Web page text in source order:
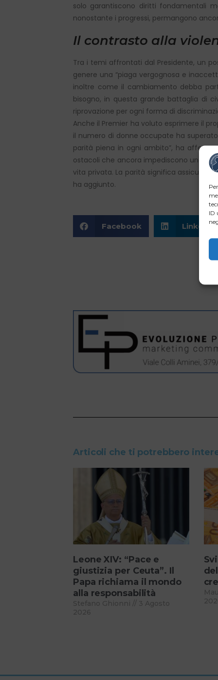
ID
solo garantiscono diritti fondamentali
nonostante i progressi, permangono
Il contrasto alla
Tra i temi affrontati dal Presidente, un
genere una “piaga vergognosa e
inoltre come il cambiamento debba
bisogno, in questa grande battaglia di
riprovazione per ogni forma di
Anche il Premier ha voluto esprimere il
il numero di donne occupate ha
parità piena in ogni ambito”, ha
ostacoli che ancora impediscono una
vita privata. La parità significa
ha aggiunto.
Facebook LinkedIn
Articoli che ti potrebbero
Leone XIV: “Pace e
giustizia per Ceuta”. Il
Papa richiama il mondo
alla responsabilità
Stefano Ghionni
3 Agosto
2026